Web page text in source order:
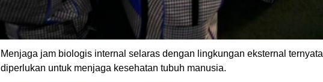
Menjaga jam biologis internal selaras dengan lingkungan eksternal ternyata
diperlukan untuk menjaga kesehatan tubuh manusia.